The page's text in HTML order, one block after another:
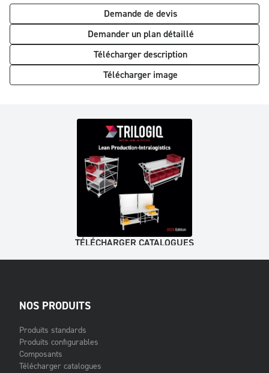
Demande de devis
Demander un plan détaillé
Télécharger description
Télécharger image
TÉLÉCHARGER CATALOGUES
NOS PRODUITS
Produits standards
Produits configurables
Composants
Télécharger catalogues